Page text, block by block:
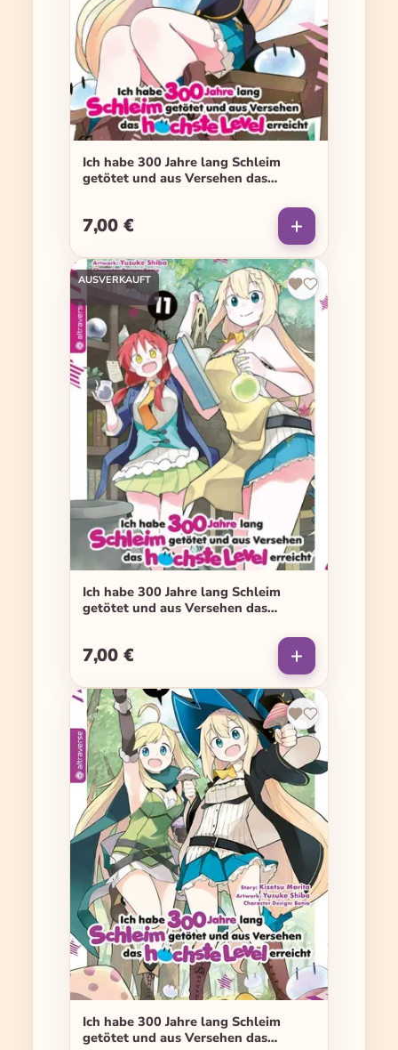
Ich habe 300 Jahre lang Schleim
getötet und aus Versehen das
Regulärer Preis:
7,00 €
AUSVERKAUFT
Ich habe 300 Jahre lang Schleim
getötet und aus Versehen das
Regulärer Preis:
7,00 €
Ich habe 300 Jahre lang Schleim
getötet und aus Versehen das